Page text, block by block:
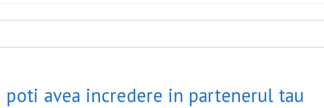
poti avea incredere in partenerul tau